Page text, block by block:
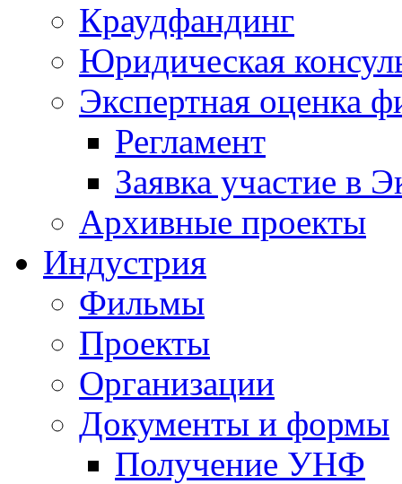
Краудфандинг
Юридическая
Экспертная оценка
Регламент
Заявка участие в
Архивные проекты
Индустрия
Фильмы
Проекты
Организации
Документы и формы
Получение УНФ